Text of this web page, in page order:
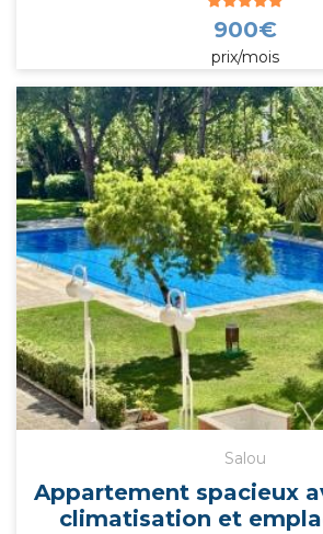
900€
prix/mois
Salou
Appartement spacieux
climatisation et